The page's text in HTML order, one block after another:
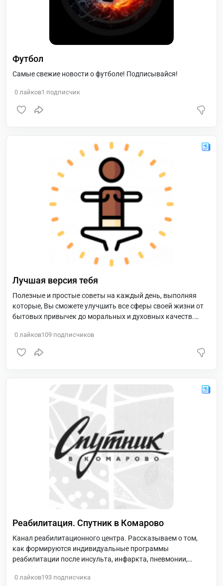
Футбол
Самые свежие новости о футболе! Подписывайся!
0 лайков1 подписчик
Лучшая версия тебя
Полезные и простые советы на каждый день, выполняя
которые, Вы сможете улучшить все сферы своей жизни от
бытовых привычек до моральных и духовных качеств.
добрее!
0 лайков109 подписчиков
Реабилитация. Спутник в Комарово
Канал реабилитационного центра. Рассказываем о том,
как формируются индивидуальные программы
реабилитации после инсульта, инфаркта, пневмонии,
современные методики: гидрокинезотерапии, PNF и др.
0 лайков193 подписчика